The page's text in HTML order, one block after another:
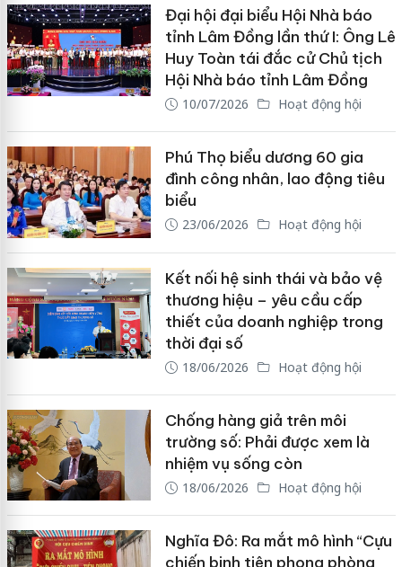
Đại hội đại biểu Hội Nhà báo
tỉnh Lâm Đồng lần thứ I: Ông Lê
Huy Toàn tái đắc cử Chủ tịch
Hội Nhà báo tỉnh Lâm Đồng
10/07/2026 Hoạt động hội
Phú Thọ biểu dương 60 gia
đình công nhân, lao động tiêu
biểu
23/06/2026 Hoạt động hội
Kết nối hệ sinh thái và bảo vệ
thương hiệu – yêu cầu cấp
thiết của doanh nghiệp trong
thời đại số
18/06/2026 Hoạt động hội
Chống hàng giả trên môi
trường số: Phải được xem là
nhiệm vụ sống còn
18/06/2026 Hoạt động hội
Nghĩa Đô: Ra mắt mô hình “Cựu
chiến binh tiên phong phòng